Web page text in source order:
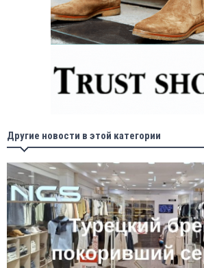
Другие новости в этой категории